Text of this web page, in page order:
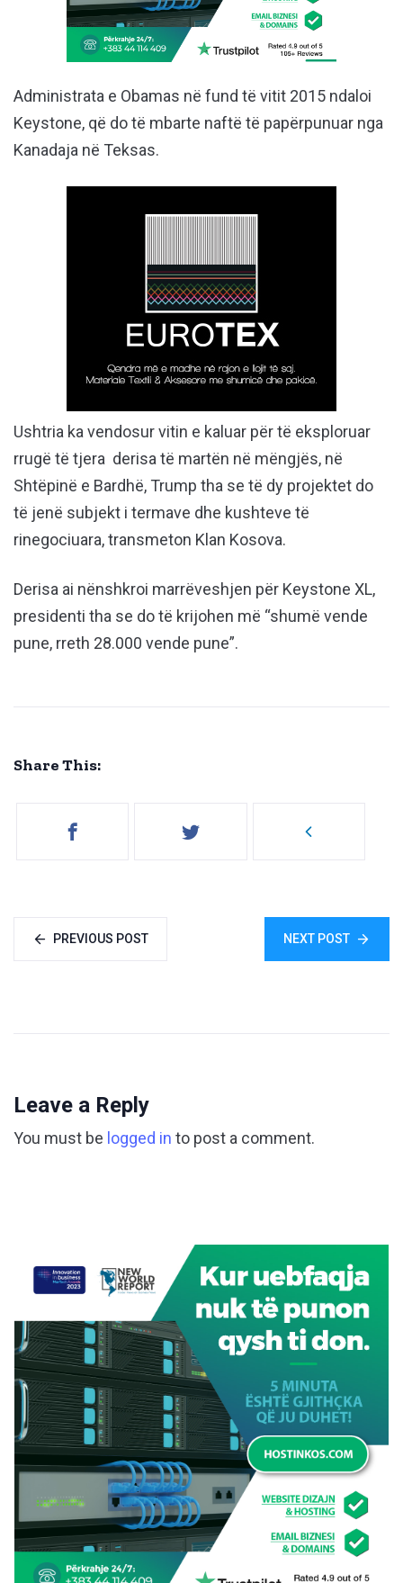
Administrata e Obamas në fund të vitit 2015 ndaloi
Keystone, që do të mbarte naftë të papërpunuar nga
Kanadaja në Teksas.
Ushtria ka vendosur vitin e kaluar për të eksploruar
rrugë të tjera derisa të martën në mëngjës, në
Shtëpinë e Bardhë, Trump tha se të dy projektet do
të jenë subjekt i termave dhe kushteve të
rinegociuara, transmeton Klan Kosova.
Derisa ai nënshkroi marrëveshjen për Keystone XL,
presidenti tha se do të krijohen më “shumë vende
pune, rreth 28.000 vende pune”.
Share This:
PREVIOUS POST NEXT POST
Leave a Reply
You must be logged in to post a comment.